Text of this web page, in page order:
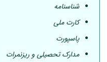
شناسنامه
کارت ملی
پاسپورت
مدارک تحصیلی و ریزنمرات